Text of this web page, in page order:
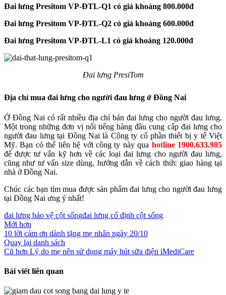
Đai lưng Presitom VP-ĐTL-Q1 có giá khoảng 800.000đ
Đai lưng Presitom VP-ĐTL-Q2 có giá khoảng 600.000đ
Đai lưng Presitom VP-ĐTL-L1 có giá khoảng 120.000đ
Đai lưng PresiTom
Địa chỉ mua đai lưng cho người đau lưng ở Đồng Nai
Ở Đồng Nai có rất nhiều địa chỉ bán đai lưng cho người đau lưng.
Một trong những đơn vị nổi tiếng hàng đầu cung cấp đai lưng cho
người đau lưng tại Đồng Nai là Công ty cổ phần thiết bị y tế Việt
Mỹ. Bạn có thể liên hệ với công ty này qua hotline 1900.633.985
để được tư vấn kỹ hơn về các loại đai lưng cho người đau lưng,
cũng như tư vấn size dùng, hướng dẫn về cách thức giao hàng tại
nhà ở Đồng Nai.
Chúc các bạn tìm mua được sản phẩm đai lưng cho người đau lưng
tại Đồng Nai ưng ý nhất!
đai lưng bảo vệ cột sốngđai lưng cố định cột sống
Mới hơn
10 lời cảm ơn dành tặng mẹ nhân ngày 20/10
Quay lại danh sách
Cũ hơn Lý do mẹ nên sử dụng máy hút sữa điện iMediCare
Bài viết liên quan